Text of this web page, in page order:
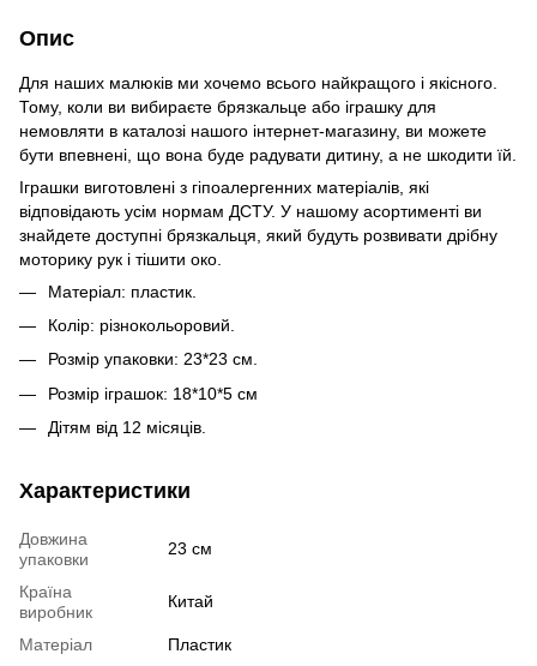
Опис
Для наших малюків ми хочемо всього найкращого і якісного.
Тому, коли ви вибираєте брязкальце або іграшку для
немовляти в каталозі нашого інтернет-магазину, ви можете
бути впевнені, що вона буде радувати дитину, а не шкодити їй.
Іграшки виготовлені з гіпоалергенних матеріалів, які
відповідають усім нормам ДСТУ. У нашому асортименті ви
знайдете доступні брязкальця, який будуть розвивати дрібну
моторику рук і тішити око.
Матеріал: пластик.
Колір: різнокольоровий.
Розмір упаковки: 23*23 см.
Розмір іграшок: 18*10*5 см
Дітям від 12 місяців.
Характеристики
Довжина
упаковки
23 см
Країна
виробник
Китай
Матеріал
Пластик